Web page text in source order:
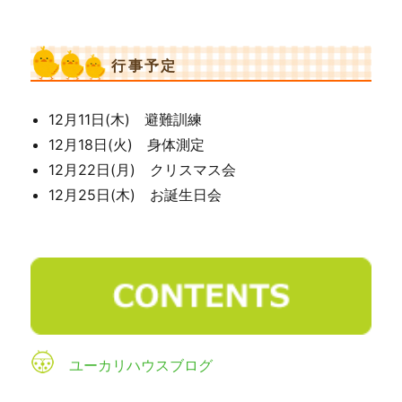
行事予定
12月11日(木) 避難訓練
12月18日(火) 身体測定
12月22日(月) クリスマス会
12月25日(木) お誕生日会
ユーカリハウスブログ